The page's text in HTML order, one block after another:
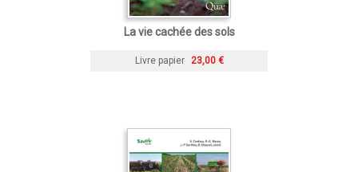
La vie cachée des sols
Livre papier 23,00 €